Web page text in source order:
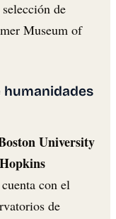
de
Museum of
humanidades
University
con el
de